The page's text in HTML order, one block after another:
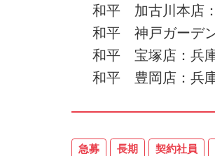
和平 加古川本店
和平 神戸ガーデ
和平 宝塚店：兵
和平 豊岡店：兵
急募 長期 契約社員